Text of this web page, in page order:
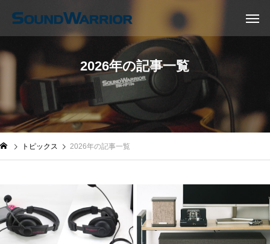
2026年の記事一覧
トピックス 2026年の記事一覧